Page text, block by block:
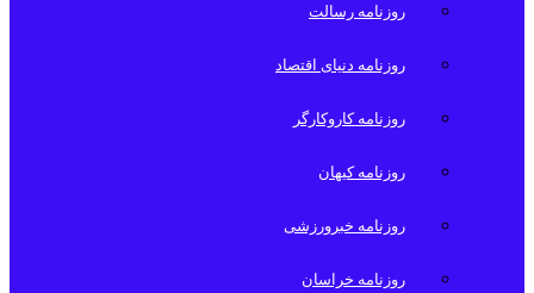
روزنامه رسالت
روزنامه دنیای اقتصاد
روزنامه کاروکارگر
روزنامه کیهان
روزنامه خبرورزشی
روزنامه خراسان